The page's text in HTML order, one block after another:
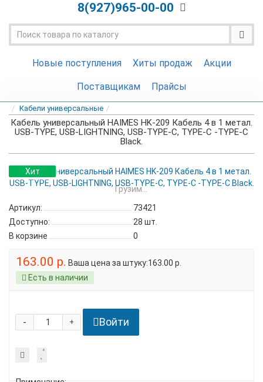
8(927)965-00-00
Новые поступления Хиты продаж Акции
Поставщикам Прайсы
Кабели универсальные
Кабель универсальный HAIMES HK-209 Кабель 4 в 1 метал.
USB-TYPE, USB-LIGHTNING, USB-TYPE-C, TYPE-C -TYPE-C
Black.
Хит
Грузим...
Артикул:
73421
Доступно:
28 шт.
В корзине
0
163.00 р. Ваша цена за штуку:163.00 р.
Есть в наличии
+
- Войти